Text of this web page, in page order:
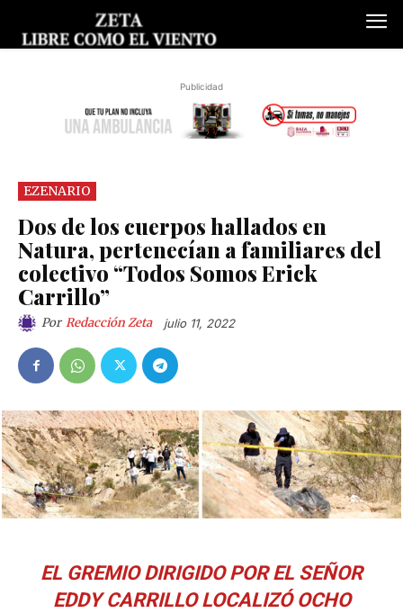
Publicidad
EZENARIO
Dos de los cuerpos hallados en
Natura, pertenecían a familiares del
colectivo “Todos Somos Erick
Carrillo”
Por Redacción Zeta julio 11, 2022
EL GREMIO DIRIGIDO POR EL SEÑOR
EDDY CARRILLO LOCALIZÓ OCHO